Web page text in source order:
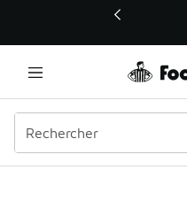
Ce lien ouvrira une nouvelle